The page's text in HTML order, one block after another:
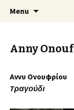
Spiza
An Artistic
Menu
Anny
Αννυ Ονουφρίου
Tραγούδι